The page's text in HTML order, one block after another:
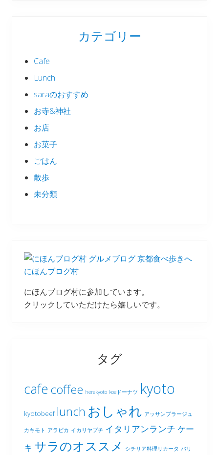
カテゴリー
Cafe
Lunch
saraのおすすめ
お寺&神社
お店
お菓子
ごはん
散歩
未分類
にほんブログ村
にほんブログ村に参加しています。
クリックしていただけたら嬉しいです。
タグ
cafe coffee herekyoto koeドーナツ kyoto
kyotobeef lunch おしゃれ アッサンブラージュ
カキモト アラビカ イカリヤプチ イタリアンランチ ケー
キ サラのオススメ シチリア料理リカータ バリ